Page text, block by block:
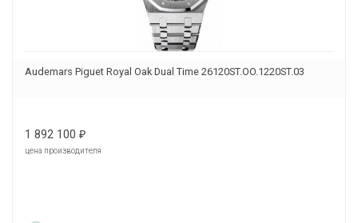
Audemars Piguet Royal Oak Dual Time 26120ST.OO.1220ST.03
1 892 100 ₽
цена производителя